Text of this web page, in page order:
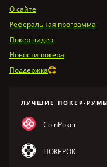
О сайте
Реферальная программа
Покер видео
Новости покера
Поддержка
ЛУЧШИЕ ПОКЕР-
CoinPoker
ПОКЕРОК